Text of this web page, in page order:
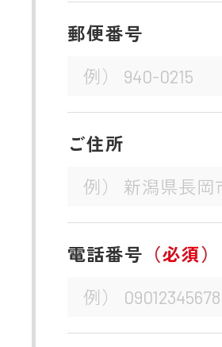
郵便番号
ご住所
電話番号 （必須）